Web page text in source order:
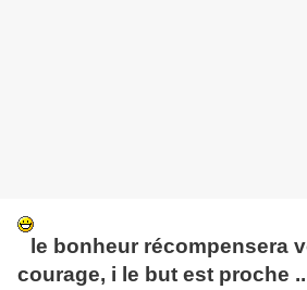
le bonheur récompensera
courage, i le but est proche